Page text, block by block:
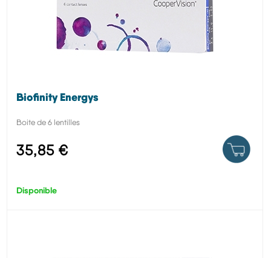
Biofinity Energys
Boite de 6 lentilles
35,85 €
Disponible